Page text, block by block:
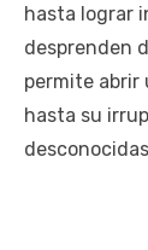
hasta lograr
desprenden
permite abrir
hasta su